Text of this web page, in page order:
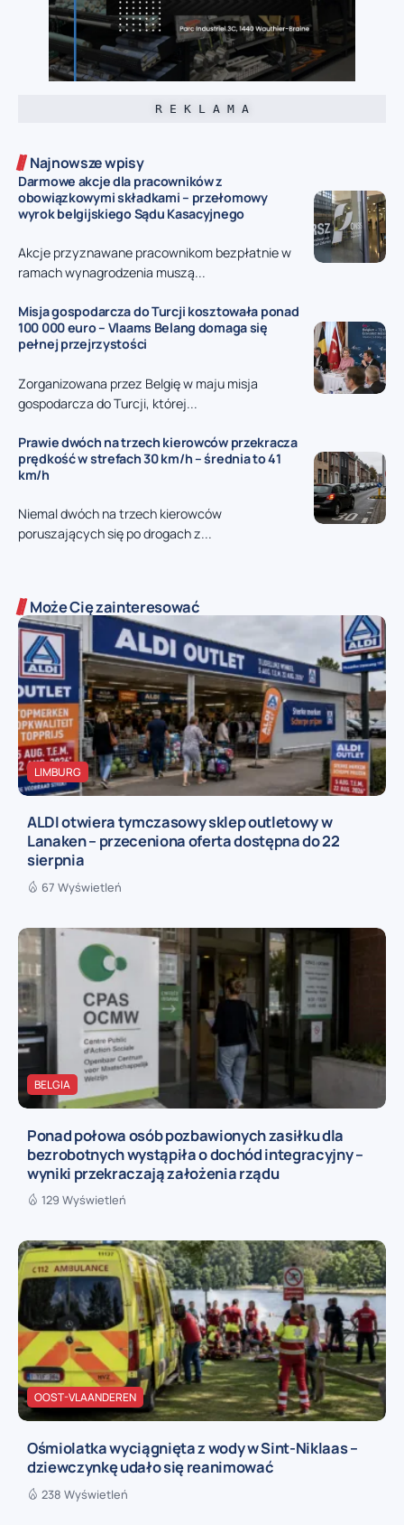
R E K L A M A
Najnowsze wpisy
Darmowe akcje dla pracowników z
obowiązkowymi składkami – przełomowy
wyrok belgijskiego Sądu Kasacyjnego
Akcje przyznawane pracownikom bezpłatnie w
ramach wynagrodzenia muszą...
Misja gospodarcza do Turcji kosztowała ponad
100 000 euro – Vlaams Belang domaga się
pełnej przejrzystości
Zorganizowana przez Belgię w maju misja
gospodarcza do Turcji, której...
Prawie dwóch na trzech kierowców przekracza
prędkość w strefach 30 km/h – średnia to 41
km/h
Niemal dwóch na trzech kierowców
poruszających się po drogach z...
Może Cię zainteresować
LIMBURG
ALDI otwiera tymczasowy sklep outletowy w
Lanaken – przeceniona oferta dostępna do 22
sierpnia
67 Wyświetleń
BELGIA
Ponad połowa osób pozbawionych zasiłku dla
bezrobotnych wystąpiła o dochód integracyjny –
wyniki przekraczają założenia rządu
129 Wyświetleń
OOST-VLAANDEREN
Ośmiolatka wyciągnięta z wody w Sint-Niklaas –
dziewczynkę udało się reanimować
238 Wyświetleń